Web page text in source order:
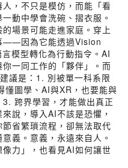
，不只是模仿，而能「看
動中學會洗碗、摺衣服。
場景可能走進家庭。穿上
——因為它能透過Vision
模型轉化為行動指令。AI
一同工作的「夥伴」。而
議是：1. 別被單一科系限
懂圖學、AI與XR，也要能與
跨界學習，才能做出真正
說，導入AI不該是恐懼，
省繁瑣流程，卻無法取代
義。意義，永遠來自人。
力」，也看見AI如何讓世